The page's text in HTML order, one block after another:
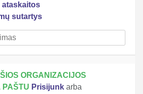
ataskaitos
sutartys
ORGANIZACIJOS
PAŠTU Prisijunk arba